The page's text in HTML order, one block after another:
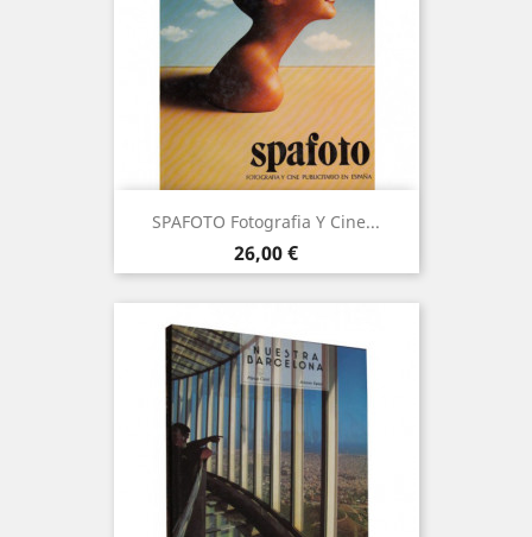
SPAFOTO Fotografia Y Cine...
Precio
26,00 €